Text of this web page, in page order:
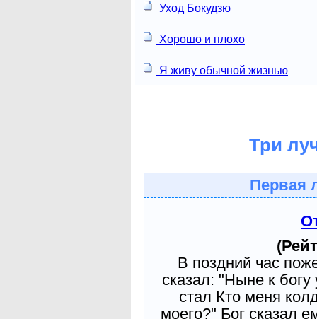
Уход Бокудзю
Хорошо и плохо
Я живу обычной жизнью
Три
Первая
В поздний час
сказал: "Ныне к
стал Кто меня
моего?" Бог сказал